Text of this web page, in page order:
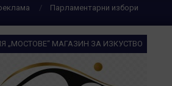
Парламентарни избори
„МОСТОВЕ“ МАГАЗИН ЗА ИЗКУСТВО